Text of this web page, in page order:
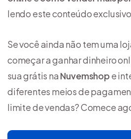
lendo este conteúdo
Se você ainda não tem uma
começar a ganhar dinheiro
sua grátis na Nuvemshop e
diferentes meios de
limite de vendas? Comece